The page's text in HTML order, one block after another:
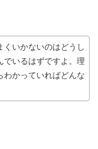
くいかないのはどうし
いるはずですよ。理
わかっていればどんな